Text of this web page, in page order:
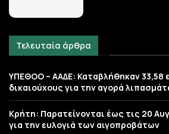
Τελευταία άρθρα
ΥΠΕΘΟΟ – ΑΑΔΕ: Καταβλήθηκαν 33,58
δικαιούχους για την αγορά
Κρήτη: Παρατείνονται έως τις 20
για την ευλογιά των αιγοπροβάτων